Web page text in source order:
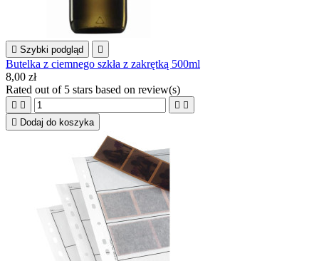
 Szybki podgląd 
Butelka z ciemnego szkła z zakrętką 500ml
8,00 zł
Rated out of 5 stars based on review(s)
   
 Dodaj do koszyka